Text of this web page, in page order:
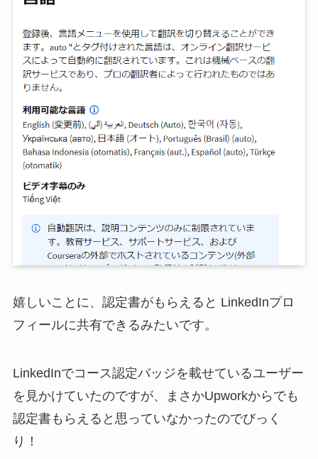
嬉しいことに、認定書がもらえると LinkedInプロ
フィールに共有できるみたいです。
LinkedInでコース認定バッジを載せているユーザー
を見かけていたのですが、まさかUpworkからでも
認定書もらえると思っていなかったのでびっく
り！